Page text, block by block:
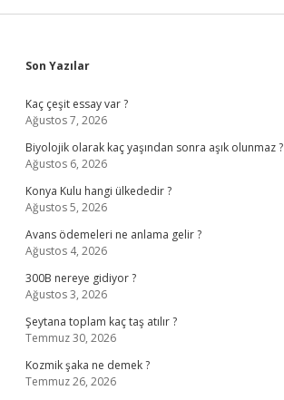
Sidebar
Son Yazılar
Kaç çeşit essay var ?
Ağustos 7, 2026
Biyolojik olarak kaç yaşından sonra aşık olunmaz ?
Ağustos 6, 2026
Konya Kulu hangi ülkededir ?
Ağustos 5, 2026
Avans ödemeleri ne anlama gelir ?
Ağustos 4, 2026
300B nereye gidiyor ?
Ağustos 3, 2026
Şeytana toplam kaç taş atılır ?
Temmuz 30, 2026
Kozmik şaka ne demek ?
Temmuz 26, 2026